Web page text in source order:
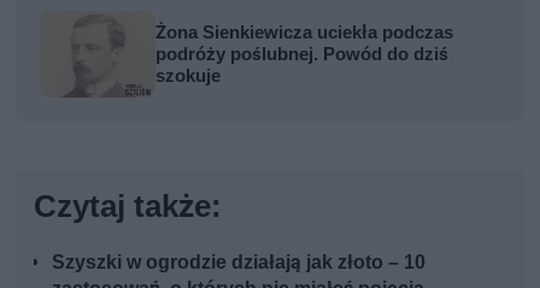
Żona Sienkiewicza uciekła podczas
podróży poślubnej. Powód do dziś
szokuje
Czytaj także:
Szyszki w ogrodzie działają jak złoto – 10